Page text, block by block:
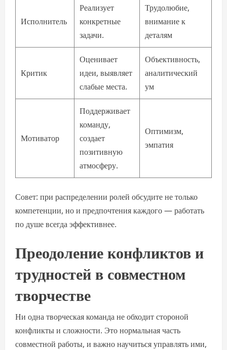
Исполнитель
Реализует
конкретные
задачи.
Трудолюбие,
внимание к
деталям
Критик
Оценивает
идеи, выявляет
слабые места.
Объективность,
аналитический
ум
Мотиватор
Поддерживает
команду,
создает
позитивную
атмосферу.
Оптимизм,
эмпатия
Совет: при распределении ролей обсудите не только
компетенции, но и предпочтения каждого — работать
по душе всегда эффективнее.
Преодоление конфликтов и
трудностей в совместном
творчестве
Ни одна творческая команда не обходит стороной
конфликты и сложности. Это нормальная часть
совместной работы, и важно научиться управлять ими,